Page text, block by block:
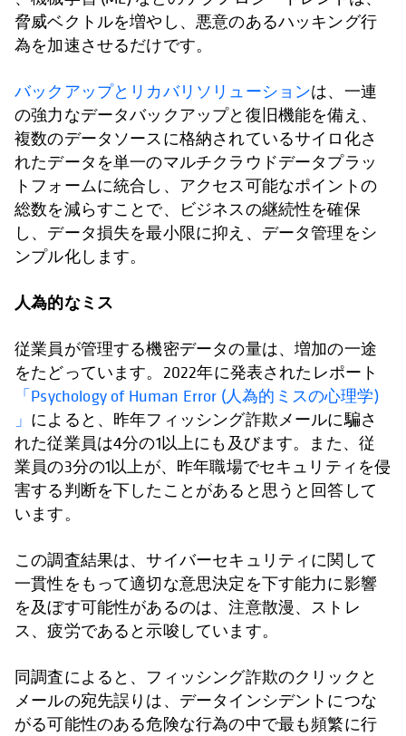
脅威ベクトルを増やし、悪意のあるハッキング行
為を加速させるだけです。
バックアップとリカバリソリューションは、一連
の強力なデータバックアップと復旧機能を備え、
複数のデータソースに格納されているサイロ化さ
れたデータを単一のマルチクラウドデータプラッ
トフォームに統合し、アクセス可能なポイントの
総数を減らすことで、ビジネスの継続性を確保
し、データ損失を最小限に抑え、データ管理をシ
ンプル化します。
人為的なミス
従業員が管理する機密データの量は、増加の一途
をたどっています。2022年に発表されたレポート
「Psychology of Human Error (人為的ミスの心理学)
」 によると、昨年フィッシング詐欺メールに騙さ
れた従業員は4分の1以上にも及びます。また、従
業員の3分の1以上が、昨年職場でセキュリティを侵
害する判断を下したことがあると思うと回答して
います。
この調査結果は、サイバーセキュリティに関して
一貫性をもって適切な意思決定を下す能力に影響
を及ぼす可能性があるのは、注意散漫、ストレ
ス、疲労であると示唆しています。
同調査によると、フィッシング詐欺のクリックと
メールの宛先誤りは、データインシデントにつな
がる可能性のある危険な行為の中で最も頻繁に行